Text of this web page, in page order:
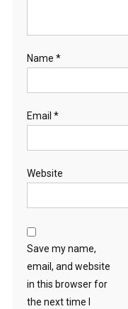
Name *
Email *
Website
Save my name,
email, and website
in this browser for
the next time I